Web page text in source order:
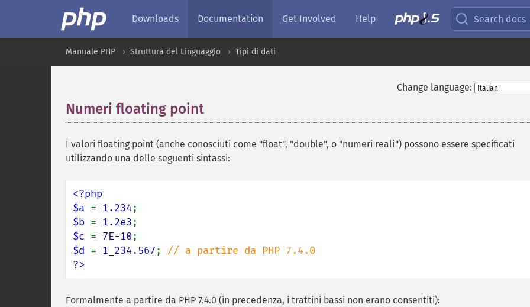
Downloads Documentation Get Involved Help Search docs
Manuale PHP Struttura del Linguaggio Tipi di dati
Change language:
Numeri floating point
I valori floating point (anche conosciuti come "float", "double", o "numeri reali") possono essere specificati
utilizzando una delle seguenti sintassi:
<?php
$a = 1.234
$b = 1.2e3
$c = 7E-10
$d = 1_234.567;
?>
Formalmente a partire da PHP 7.4.0 (in precedenza, i trattini bassi non erano consentiti):